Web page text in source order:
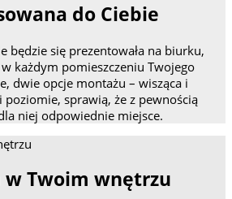
do Ciebie
będzie się prezentowała na biurku,
każdym pomieszczeniu Twojego
dwie opcje montażu – wisząca i
poziomie, sprawią, że z pewnością
niej odpowiednie miejsce.
w Twoim wnętrzu